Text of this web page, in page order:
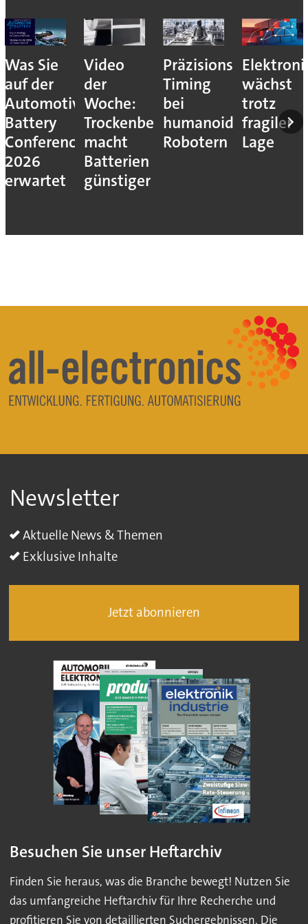
Was Sie
auf der
Automotive
Battery
Conference
2026
erwartet
Video
der
Woche:
Trockenbeschichtung
macht
Batterien
günstiger
Präzisions-
Timing
bei
humanoiden
Robotern
wächst
trotz
fragiler
Lage
Newsletter
Aktuelle News & Themen
Exklusive Inhalte
Jetzt abonnieren
Besuchen Sie unser Heftarchiv
Finden Sie heraus, was die Branche bewegt! Nutzen Sie
das umfangreiche Heftarchiv für Ihre Recherche und
profitieren Sie von detaillierten Suchergebnissen. Die